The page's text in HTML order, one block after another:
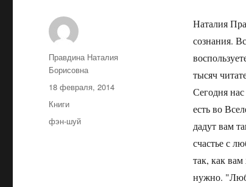
Наталия
сознания.
тысяч
Сегодня
есть во
дадут вам
счастье с
так, как
нужно.
Автор
Правдина Наталия
Борисовна
Опубликовано
18 февраля, 2014
Рубрики
Книги
Метки
фэн-шуй